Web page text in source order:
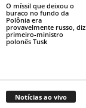
O míssil que deixou o
buraco no fundo da
Polônia era
provavelmente russo, diz
primeiro-ministro
polonês Tusk
Notícias ao vivo